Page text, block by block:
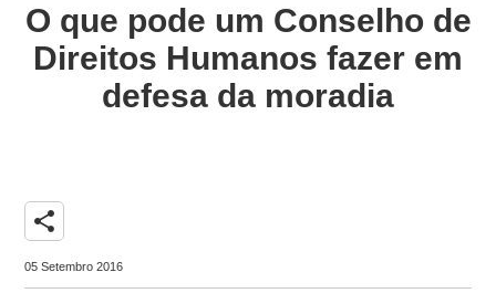
O que pode um Conselho de
Direitos Humanos fazer em
defesa da moradia
share
05 Setembro 2016